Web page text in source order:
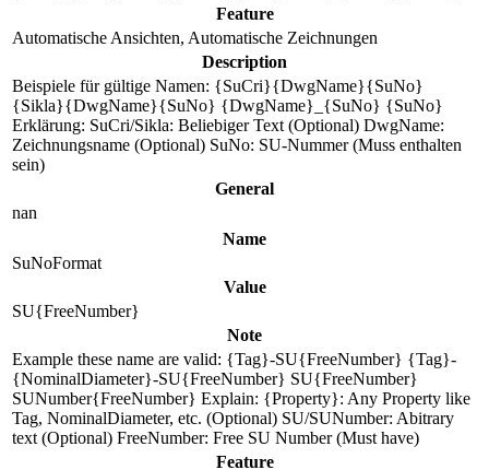
Feature
Automatische Ansichten, Automatische Zeichnungen
Description
Beispiele für gültige Namen: {SuCri}{DwgName}{SuNo}
{Sikla}{DwgName}{SuNo} {DwgName}_{SuNo} {SuNo}
Erklärung: SuCri/Sikla: Beliebiger Text (Optional) DwgName:
Zeichnungsname (Optional) SuNo: SU-Nummer (Muss enthalten
sein)
General
nan
Name
SuNoFormat
Value
SU{FreeNumber}
Note
Example these name are valid: {Tag}-SU{FreeNumber} {Tag}-
{NominalDiameter}-SU{FreeNumber} SU{FreeNumber}
SUNumber{FreeNumber} Explain: {Property}: Any Property like
Tag, NominalDiameter, etc. (Optional) SU/SUNumber: Abitrary
text (Optional) FreeNumber: Free SU Number (Must have)
Feature